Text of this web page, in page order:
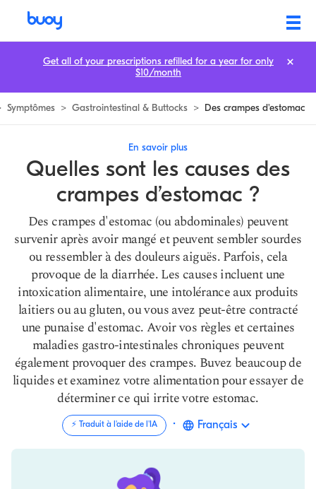
Symptômes > Gastrointestinal & Buttocks > Des crampes d'estomac
En savoir plus
Quelles sont les causes des
crampes d’estomac ?
Des crampes d'estomac (ou abdominales) peuvent
survenir après avoir mangé et peuvent sembler sourdes
ou ressembler à des douleurs aiguës. Parfois, cela
provoque de la diarrhée. Les causes incluent une
intoxication alimentaire, une intolérance aux produits
laitiers ou au gluten, ou vous avez peut-être contracté
une punaise d'estomac. Avoir vos règles et certaines
maladies gastro-intestinales chroniques peuvent
également provoquer des crampes. Buvez beaucoup de
liquides et examinez votre alimentation pour essayer de
déterminer ce qui irrite votre estomac.
⚡️ Traduit à l'aide de l'IA · Français
Get all of your prescriptions refilled for a year for only
$10/month